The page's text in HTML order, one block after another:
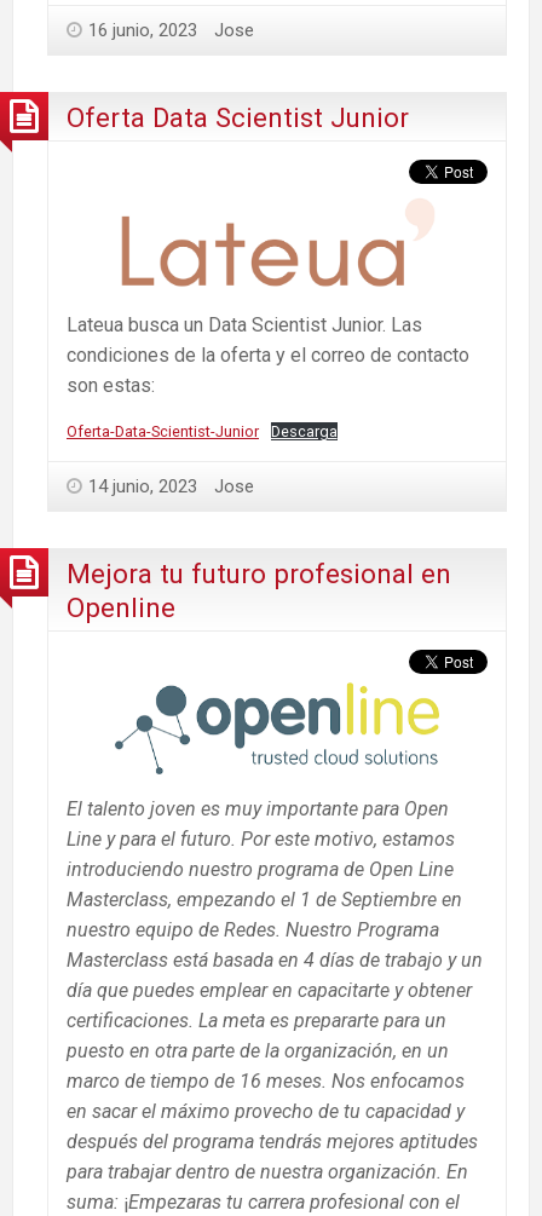
16 junio, 2023 Jose
Oferta Data Scientist Junior
Lateua busca un Data Scientist Junior. Las
condiciones de la oferta y el correo de contacto
son estas:
Oferta-Data-Scientist-Junior Descarga
14 junio, 2023 Jose
Mejora tu futuro profesional en
Openline
El talento joven es muy importante para Open
Line y para el futuro. Por este motivo, estamos
introduciendo nuestro programa de Open Line
Masterclass, empezando el 1 de Septiembre en
nuestro equipo de Redes. Nuestro Programa
Masterclass está basada en 4 días de trabajo y un
día que puedes emplear en capacitarte y obtener
certificaciones. La meta es prepararte para un
puesto en otra parte de la organización, en un
marco de tiempo de 16 meses. Nos enfocamos
en sacar el máximo provecho de tu capacidad y
después del programa tendrás mejores aptitudes
para trabajar dentro de nuestra organización. En
suma: ¡Empezaras tu carrera profesional con el